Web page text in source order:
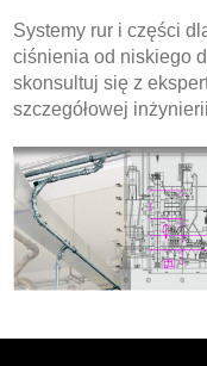
Systemy rur i części
ciśnienia od niskiego
skonsultuj się z
szczegółowej